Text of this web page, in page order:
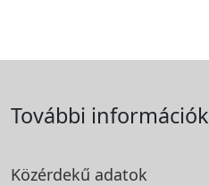
További információk
Közérdekű adatok